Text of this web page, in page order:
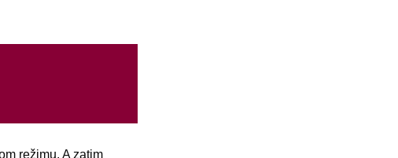
režimu. A zatim